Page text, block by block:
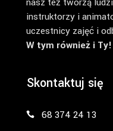
instruktorzy i
uczestnicy zajęć i
W tym również i Ty!
Skontaktuj się
68 374 24 13